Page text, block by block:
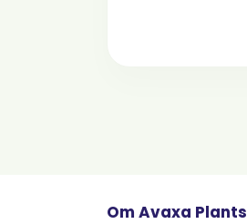
Om Avaxa Plants